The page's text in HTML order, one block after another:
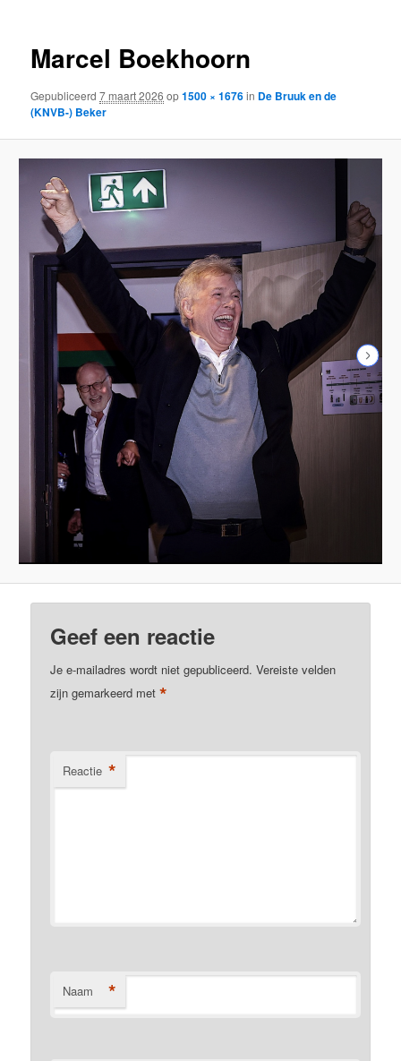
Marcel Boekhoorn
Gepubliceerd7 maart 2026 op1500 × 1676in De Bruuk en de
(KNVB-) Beker
Geef een reactie
Je e-mailadres wordt niet gepubliceerd. Vereiste velden
zijn gemarkeerd met*
Reactie *
Naam *